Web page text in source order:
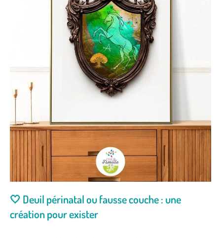
🤍 Deuil périnatal ou fausse couche : une
création pour exister